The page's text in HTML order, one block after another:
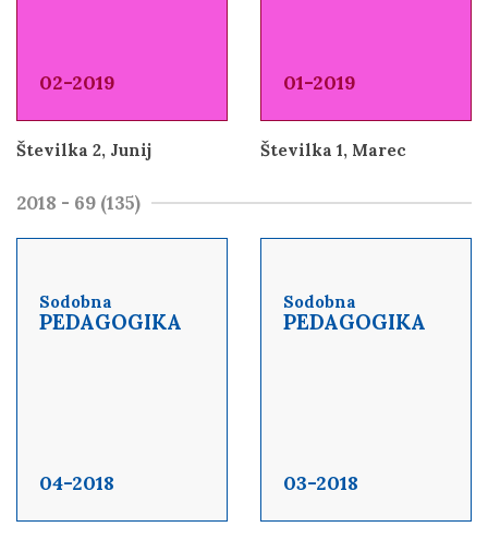
02-2019
Številka 2, Junij
01-2019
Številka 1, Marec
2018 - 69 (135)
Sodobna
PEDAGOGIKA
04-2018
Sodobna
PEDAGOGIKA
03-2018